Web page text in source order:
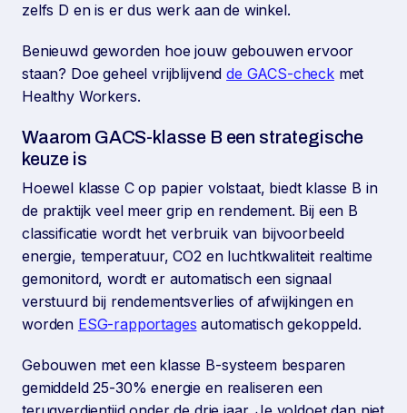
zelfs D en is er dus werk aan de winkel.
Benieuwd geworden hoe jouw gebouwen ervoor
staan? Doe geheel vrijblijvendde GACS-checkmet
Healthy Workers.
Waarom GACS-klasse B een strategische
keuze is
Hoewel klasse C op papier volstaat, biedt klasse B in
de praktijk veel meer grip en rendement. Bij een B
classificatie wordt het verbruik van bijvoorbeeld
energie, temperatuur, CO2 en luchtkwaliteit realtime
gemonitord, wordt er automatisch een signaal
verstuurd bij rendementsverlies of afwijkingen en
worden ESG-rapportages automatisch gekoppeld.
Gebouwen met een klasse B-systeem besparen
gemiddeld 25-30% energie en realiseren een